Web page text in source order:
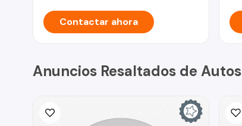
Contactar ahora
Anuncios Resaltados de Autos